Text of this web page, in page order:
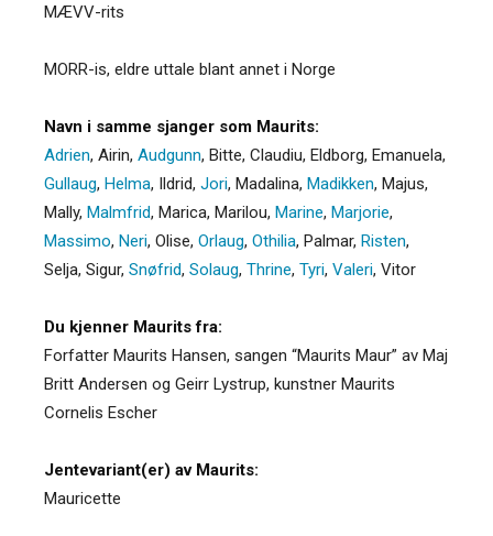
MÆVV-rits
MORR-is, eldre uttale blant annet i Norge
Navn i samme sjanger som Maurits:
Adrien, Airin, Audgunn, Bitte, Claudiu, Eldborg, Emanuela,
Gullaug, Helma, Ildrid, Jori, Madalina, Madikken, Majus,
Mally, Malmfrid, Marica, Marilou, Marine, Marjorie,
Massimo, Neri, Olise, Orlaug, Othilia, Palmar, Risten,
Selja, Sigur, Snøfrid, Solaug, Thrine, Tyri, Valeri, Vitor
Du kjenner Maurits fra:
Forfatter Maurits Hansen, sangen “Maurits Maur” av Maj
Britt Andersen og Geirr Lystrup, kunstner Maurits
Cornelis Escher
Jentevariant(er) av Maurits:
Mauricette